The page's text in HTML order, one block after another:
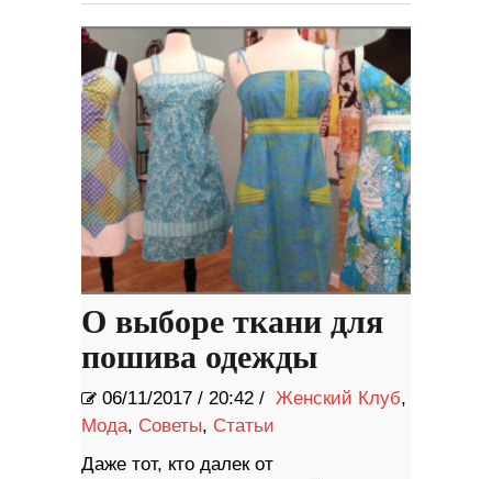
О выборе ткани для
пошива одежды
06/11/2017 / 20:42 / Женский Клуб,
Мода, Советы, Статьи
Даже тот, кто далек от